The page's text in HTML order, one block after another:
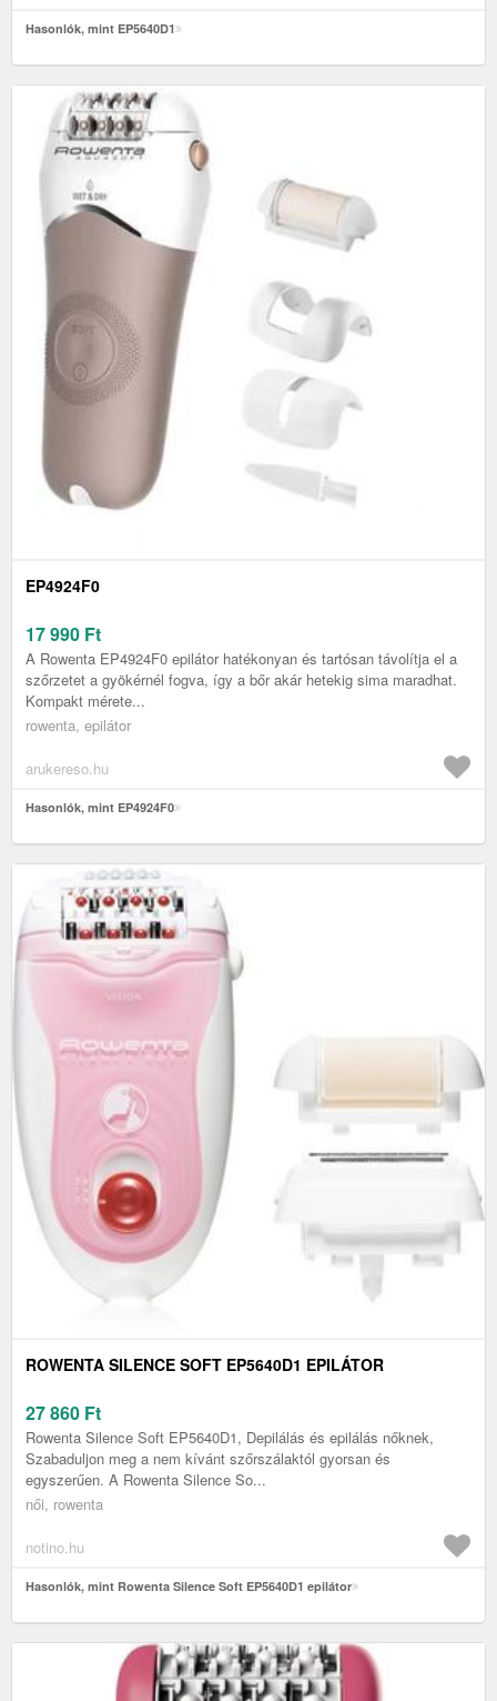
Hasonlók, mint EP5640D1
EP4924F0
17 990 Ft
A Rowenta EP4924F0 epilátor hatékonyan és tartósan távolítja el a
szőrzetet a gyökérnél fogva, így a bőr akár hetekig sima maradhat.
Kompakt mérete...
rowenta, epilátor
arukereso.hu
Hasonlók, mint EP4924F0
ROWENTA SILENCE SOFT EP5640D1 EPILÁTOR
27 860 Ft
Rowenta Silence Soft EP5640D1, Depilálás és epilálás nőknek,
Szabaduljon meg a nem kívánt szőrszálaktól gyorsan és
egyszerűen. A Rowenta Silence So...
női, rowenta
notino.hu
Hasonlók, mint Rowenta Silence Soft EP5640D1 epilátor